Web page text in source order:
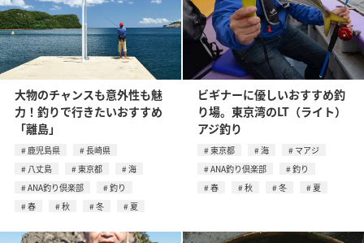
大物のチャンスも意外性も魅
力！釣りで行きたいおすすめ
「離島」
鹿児島県
長崎県
八丈島
東京都
海
ANA釣り倶楽部
釣り
春
秋 冬 夏
ビギナーに優しいおすすめ釣
り場。東京湾のLT（ライト）
アジ釣り
東京都 海
マアジ
ANA釣り倶楽部
釣り
春
秋 冬 夏